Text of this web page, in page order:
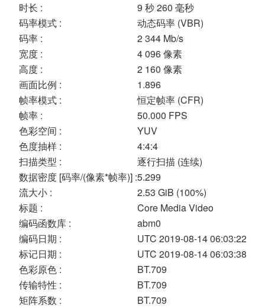
时长 :
9 秒 260 毫秒
码率模式 :
动态码率 (VBR)
码率 :
2 344 Mb/s
宽度 :
4 096 像素
高度 :
2 160 像素
画面比例 :
1.896
帧率模式 :
恒定帧率 (CFR)
帧率 :
50.000 FPS
色彩空间 :
YUV
色度抽样 :
4:4:4
扫描类型 :
逐行扫描 (连续)
数据密度 [码率/(像素*帧率)] :5.299
流大小 :
2.53 GiB (100%)
标题 :
Core Media Video
编码函数库 :
abm0
编码日期 :
UTC 2019-08-14 06:03:22
标记日期 :
UTC 2019-08-14 06:03:38
色彩原色 :
BT.709
传输特性 :
BT.709
矩阵系数 :
BT.709